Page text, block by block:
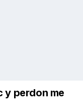
y perdon me